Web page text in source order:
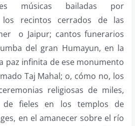
músicas bailadas por
los recintos cerrados de las
o Jaipur; cantos funerarios
del gran Humayun, en la
paz infinita de ese monumento
Taj Mahal; o, cómo no, los
religiosas de miles,
de fieles en los templos de
en el amanecer sobre el río